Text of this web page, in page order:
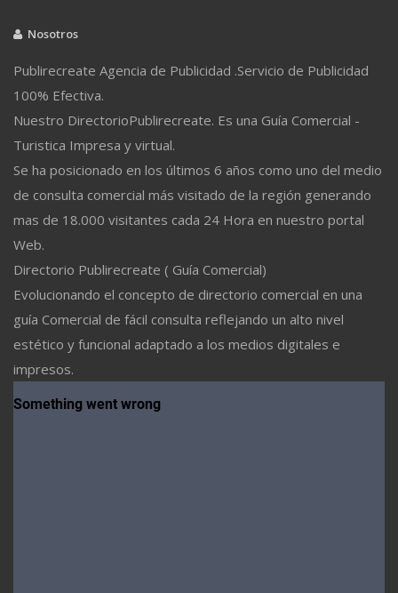
Nosotros
Publirecreate Agencia de Publicidad .Servicio de Publicidad
100% Efectiva.
Nuestro DirectorioPublirecreate. Es una Guía Comercial -
Turistica Impresa y virtual.
Se ha posicionado en los últimos 6 años como uno del medio
de consulta comercial más visitado de la región generando
mas de 18.000 visitantes cada 24 Hora en nuestro portal
Web.
Directorio Publirecreate ( Guía Comercial)
Evolucionando el concepto de directorio comercial en una
guía Comercial de fácil consulta reflejando un alto nivel
estético y funcional adaptado a los medios digitales e
impresos.